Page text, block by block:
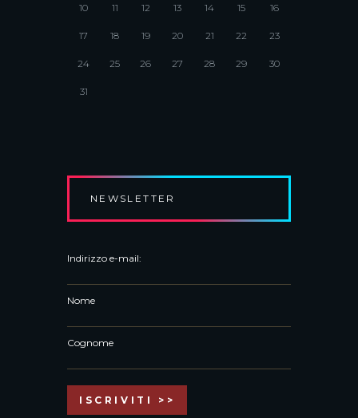
10 11 12 13 14 15 16
17 18 19 20 21 22 23
24 25 26 27 28 29 30
31
NEWSLETTER
Indirizzo e-mail:
Nome
Cognome